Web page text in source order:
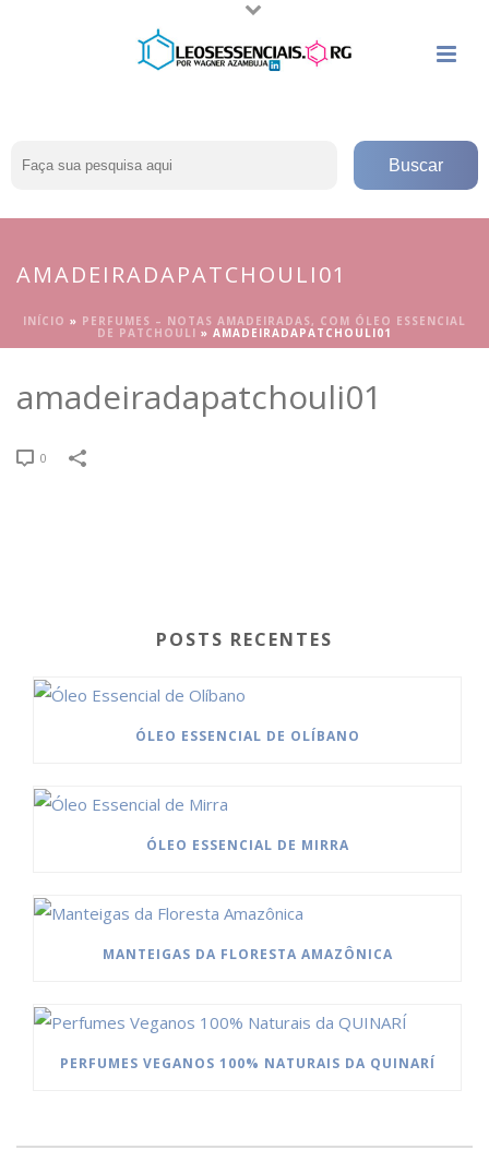
AMADEIRADAPATCHOULI01
INÍCIO » PERFUMES – NOTAS AMADEIRADAS, COM ÓLEO ESSENCIAL
DE PATCHOULI » AMADEIRADAPATCHOULI01
amadeiradapatchouli01
0
POSTS RECENTES
ÓLEO ESSENCIAL DE OLÍBANO
ÓLEO ESSENCIAL DE MIRRA
MANTEIGAS DA FLORESTA AMAZÔNICA
PERFUMES VEGANOS 100% NATURAIS DA QUINARÍ